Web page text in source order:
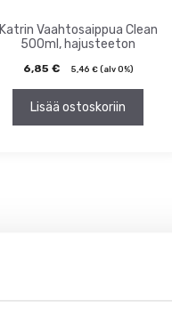
Katrin Vaahtosaippua Clean
500ml, hajusteeton
6,85 € 5,46 €(alv 0%)
Lisää ostoskoriin